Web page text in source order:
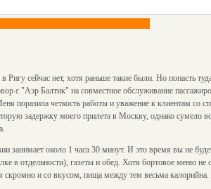
сейчас нет, хотя раньше такие были. Но попасть
с "Аэр Балтик" на совместное обслуживание
поразила четкость работы и уважение к клиентам со
задержку моего прилета в Москву, однако сумело
занимает около 1 часа 30 минут. И это время вы не
в отдельности), газеты и обед. Хотя бортовое меню
скромно и со вкусом, пища между тем весьма калорийна.